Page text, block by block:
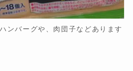
ンバーグや、肉団子などあります